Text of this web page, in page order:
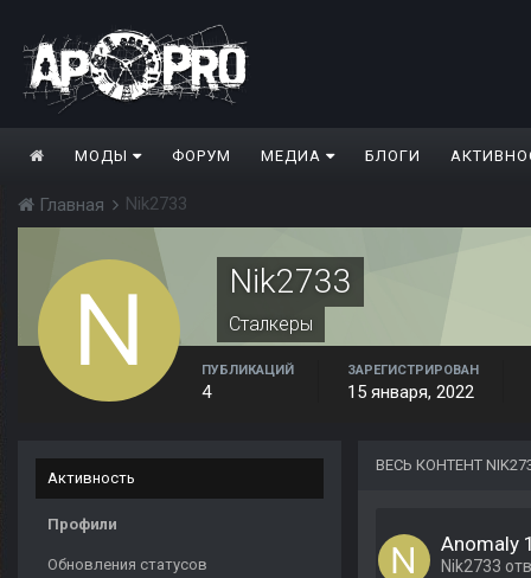
МОДЫ ФОРУМ МЕДИА БЛОГИ
Главная Nik2733
Nik2733
Сталкеры
ПУБЛИКАЦИЙ
4
ЗАРЕГИСТРИРОВАН
15 января, 2022
Активность
Профили
Обновления статусов
ВЕСЬ КОНТЕНТ
Anomaly
Nik2733